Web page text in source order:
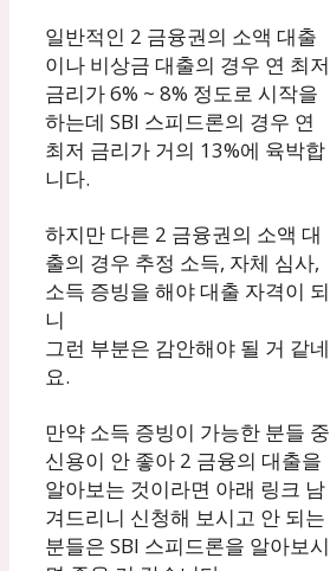
일반적인 2 금융권의 소액 대출
이나 비상금 대출의 경우 연 최저
금리가 6% ~ 8% 정도로 시작을
하는데 SBI 스피드론의 경우 연
최저 금리가 거의 13%에 육박합
니다.
하지만 다른 2 금융권의 소액 대
출의 경우 추정 소득, 자체 심사,
소득 증빙을 해야 대출 자격이 되
니
그런 부분은 감안해야 될 거 같네
요.
만약 소득 증빙이 가능한 분들 중
신용이 안 좋아 2 금융의 대출을
알아보는 것이라면 아래 링크 남
겨드리니 신청해 보시고 안 되는
분들은 SBI 스피드론을 알아보시